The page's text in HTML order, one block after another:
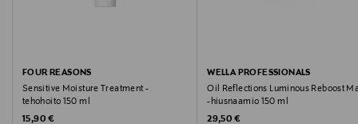
FOUR REASONS
Sensitive Moisture Treatment -
tehohoito 150 ml
Original Price
15,90 €
WELLA PROFESSIONALS
Oil Reflections Luminous Reboost
-hiusnaamio 150 ml
Original Price
29,50 €